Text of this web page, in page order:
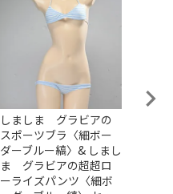
しましま グラビアの
スポーツブラ〈細ボー
ダーブルー縞〉& しまし
ま グラビアの超超ロ
ーライズパンツ〈細ボ